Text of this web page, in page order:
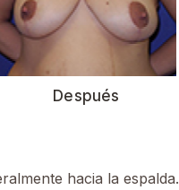
Después
hacia la espalda.